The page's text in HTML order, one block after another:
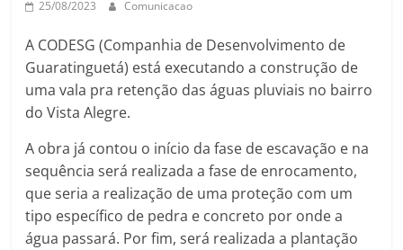
25/08/2023 Comunicacao
A CODESG (Companhia de Desenvolvimento de
Guaratinguetá) está executando a construção de
uma vala pra retenção das águas pluviais no bairro
do Vista Alegre.
A obra já contou o início da fase de escavação e na
sequência será realizada a fase de enrocamento,
que seria a realização de uma proteção com um
tipo específico de pedra e concreto por onde a
água passará. Por fim, será realizada a plantação